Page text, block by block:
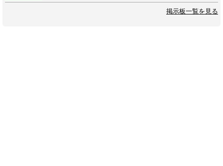
掲示板一覧を見る